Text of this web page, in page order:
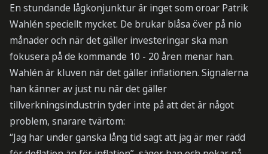
En stundande lågkonjunktur är inget som oroar Patrik
Wahlén speciellt mycket. De brukar blåsa över på nio
månader och när det gäller investeringar ska man
fokusera på de kommande 10 - 20 åren menar han.
Wahlén är kluven när det gäller inflationen. Signalerna
han känner av just nu när det gäller
tillverkningsindustrin tyder inte på att det är något
problem, snarare tvärtom:
“Jag har under ganska lång tid sagt att jag är mer rädd